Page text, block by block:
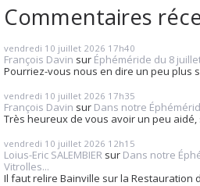
Commentaires
vendredi 10 juillet 2026 17h40
François Davin sur Éphéméride du 8
Pourriez-vous nous en dire un peu plus
vendredi 10 juillet 2026 17h35
François Davin sur Dans notre
Très heureux de vous avoir un peu aidé,
vendredi 10 juillet 2026 12h15
Loius-Eric SALEMBIER sur Dans notre
Vitrolles...
Il faut relire Bainville sur la Restauration